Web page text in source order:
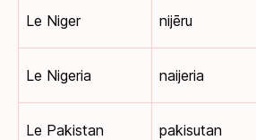
Le Niger nijēru
Le Nigeria naijeria
Le Pakistan pakisutan